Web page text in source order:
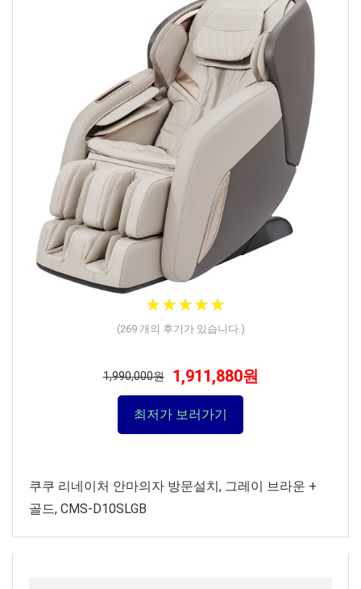
★★★★★
★★★★★
(269개의 후기가 있습니다.)
1,990,000원 1,911,880원
최저가 보러가기
쿠쿠 리네이처 안마의자 방문설치, 그레이 브라운 +
골드, CMS-D10SLGB